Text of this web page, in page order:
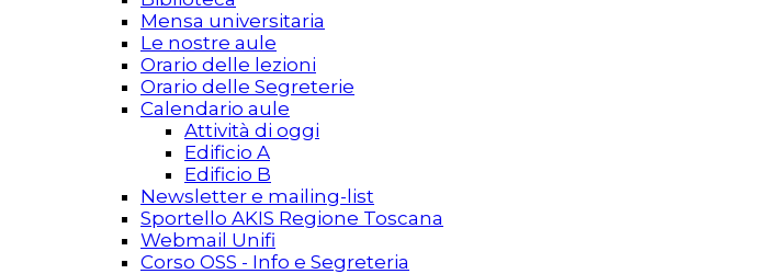
Mensa universitaria
Le nostre aule
Orario delle lezioni
Orario delle Segreterie
Calendario aule
Attività di oggi
Edificio A
Edificio B
Newsletter e mailing-list
Sportello AKIS Regione Toscana
Webmail Unifi
Corso OSS - Info e Segreteria